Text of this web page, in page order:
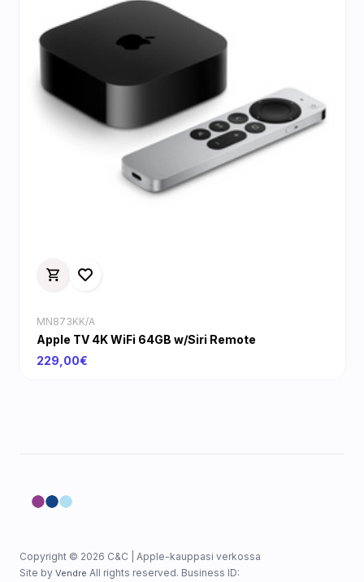
MN873KK/A
Apple TV 4K WiFi 64GB w/Siri Remote
229,00€
Copyright © 2026 C&C | Apple-kauppasi verkossa
Site by Vendre All rights reserved. Business ID: